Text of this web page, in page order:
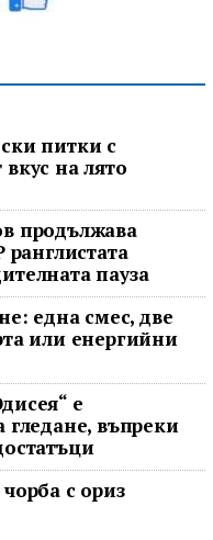
питки с
на лято
продължава
ранглистата
пауза
една смес, две
или енергийни
е
гледане, въпреки
с ориз